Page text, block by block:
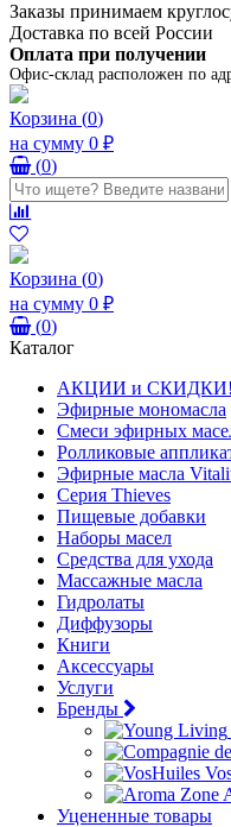
Заказы принимаем
Доставка по всей России
Оплата при получении
Офис-склад расположен по
Корзина (0)
на сумму 0 ₽
(0)
Корзина (0)
на сумму 0 ₽
(0)
Каталог
АКЦИИ и СКИДКИ!
Эфирные мономасла
Смеси эфирных
Ролликовые
Эфирные масла
Серия Thieves
Пищевые добавки
Наборы масел
Средства для ухода
Массажные масла
Гидролаты
Диффузоры
Книги
Аксессуары
Услуги
Бренды
Уцененные товары